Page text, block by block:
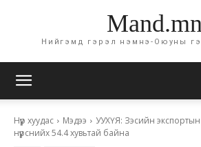
Нийгэмд гэрэл нэмнэ-Оюуны
Нүүр хуудас Мэдээ
УУХҮЯ: Зэсийн экспортын
нүүрснийх 54.4 хувьтай байна